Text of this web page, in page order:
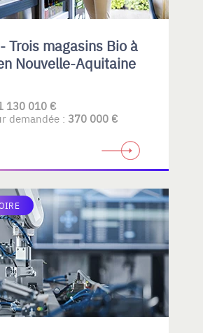
Trois magasins Bio à
Nouvelle-Aquitaine
130 010 €
demandée : 370 000 €